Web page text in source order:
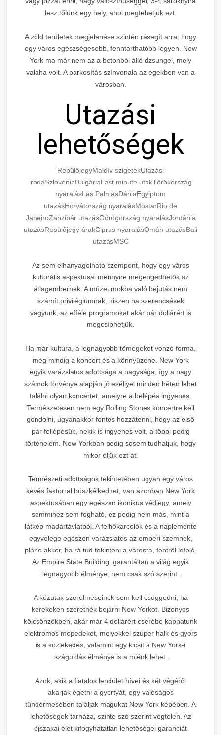
lesz tőlünk egy hely, ahol megtehetjük ezt.
A zöld területek megjelenése szintén rásegít arra, hogy
egy város egészségesebb, fenntarthatóbb legyen. New
York ma már nem az a betonból álló dzsungel, mely
valaha volt. A parkosítás színvonala az egekben van a
városban.
Utazási
lehetőségek
RepülőjegyMaldív szigetekUtazási
irodaSzlovéniaBulgáriaLast minute utakTörökország
nyaralásLas PalmasDániaEgyiptom
utazásHorvátország nyaralásMostarRio de
JaneiroZanzibár utazásGörögország nyaralásJordánia
utazásRepülőjegy árakCiprus nyaralásOmán utazásBali
utazásMSC
Az sem elhanyagolható szempont, hogy egy város
kulturális aspektusai mennyire megengedhetők az
átlagembernek. A múzeumokba való bejutás nem
számít privilégiumnak, hiszen ha szerencsések
vagyunk, az efféle programokat akár pár dollárért is
megcsíphetjük.
Ha már kultúra, a legnagyobb tömegeket vonzó forma,
még mindig a koncert és a könnyűzene. New York
egyik varázslatos adottsága a nagysága, így a nagy
számok törvénye alapján jó eséllyel minden héten lehet
találni olyan koncertet, amelyre a belépés ingyenes.
Természetesen nem egy Rolling Stones koncertre kell
gondolni, ugyanakkor fontos hozzátenni, hogy az első
pár fellépésük, nekik is ingyenes volt, a többi pedig
történelem. New Yorkban pedig sosem tudhatjuk, hogy
mikor éljük ezt át.
Természeti adottságok tekintetében ugyan egy város
kevés faktorral büszkélkedhet, van azonban New York
aspektusában egy egészen ikonikus védjegy, amely
semmihez sem fogható, ez pedig nem más, mint a
látkép madártávlatból. A felhőkarcolók és a naplemente
egyvelege egészen varázslatos az emberi szemnek,
pláne akkor, ha rá tud tekinteni a városra, fentről lefelé.
Az Empire State Building, garantáltan a világ egyik
legnagyobb élménye, nem csak szó szerint.
A közutak szerelmeseinek sem kell csüggedni, ha
kerekeken szeretnék bejárni New Yorkot. Bizonyos
kölcsönzőkben, akár már 4 dollárért cserébe kaphatunk
elektromos mopedeket, melyekkel szuper halk és gyors
is a közlekedés, valamint egy kicsit a New York-i
száguldás élménye is a miénk lehet.
Azok, akik a fiatalos lendület hívei és két végéről
akarják égetni a gyertyát, egy valóságos
tündérmesében találják magukat New York képében. A
lehetőségek tárháza, szinte szó szerint végtelen. Az
éjszakai élet kifogyhatatlan lehetőségei garanciát